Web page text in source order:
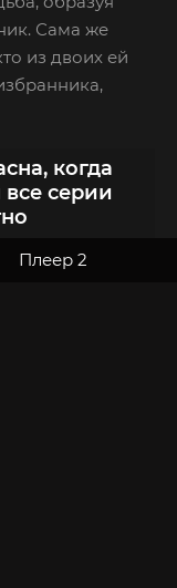
Сама же
из двоих ей
когда
серии
Плеер 2